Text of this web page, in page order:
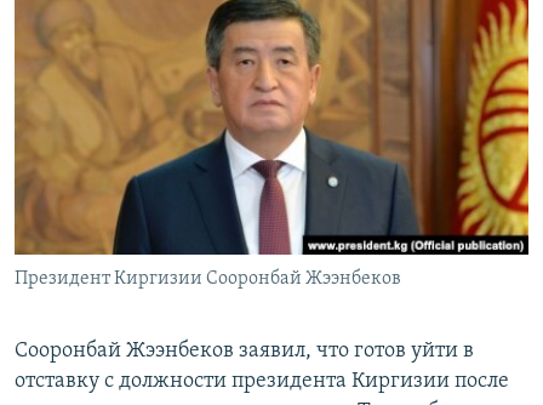
СИБИРЬ.РЕАЛИИ
РАСПИСАНИЕ ВЕЩАНИЯ
ПОДПИШИТЕСЬ НА РАССЫЛКУ
СОЦИАЛЬНЫЕ СЕТИ
Все сайты РСЕ/РС
Президент Киргизии Сооронбай Жээнбеков
Сооронбай Жээнбеков заявил, что готов уйти в
отставку с должности президента Киргизии после